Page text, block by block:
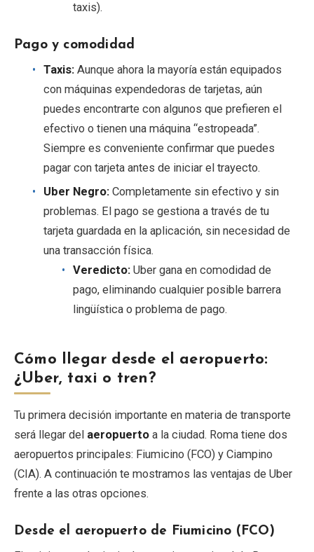
taxis).
Pago y comodidad
Taxis: Aunque ahora la mayoría están equipados
con máquinas expendedoras de tarjetas, aún
puedes encontrarte con algunos que prefieren el
efectivo o tienen una máquina “estropeada”.
Siempre es conveniente confirmar que puedes
pagar con tarjeta antes de iniciar el trayecto.
Uber Negro: Completamente sin efectivo y sin
problemas. El pago se gestiona a través de tu
tarjeta guardada en la aplicación, sin necesidad de
una transacción física.
Veredicto: Uber gana en comodidad de
pago, eliminando cualquier posible barrera
lingüística o problema de pago.
Cómo llegar desde el aeropuerto:
¿Uber, taxi o tren?
Tu primera decisión importante en materia de transporte
será llegar del aeropuerto a la ciudad. Roma tiene dos
aeropuertos principales: Fiumicino (FCO) y Ciampino
(CIA). A continuación te mostramos las ventajas de Uber
frente a las otras opciones.
Desde el aeropuerto de Fiumicino (FCO)